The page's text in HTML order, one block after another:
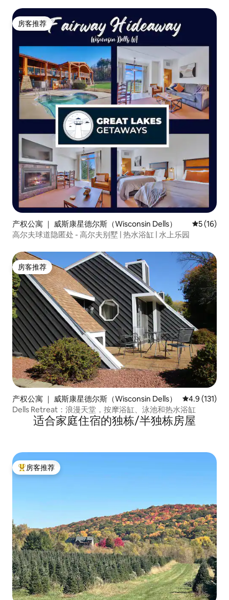
房客推荐
房客推荐
产权公寓 ｜ 威斯康星德尔斯（Wisconsin Dells） 平均评分
5 (16)
高尔夫球道隐匿处 - 高尔夫别墅 | 热水浴缸 | 水上乐园
房客推荐
房客推荐
产权公寓 ｜ 威斯康星德尔斯（Wisconsin Dells） 平均评分 4.9
4.9 (131)
Dells Retreat：浪漫天堂，按摩浴缸、泳池和热水浴缸
适合家庭住宿的独栋/半独栋房屋
热门「房客推荐」
房客推荐